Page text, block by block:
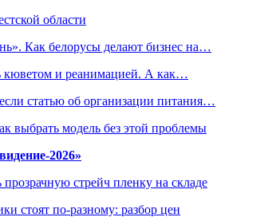
области
Как белорусы делают бизнес на…
кюветом и реанимацией. А как…
статью об организации питания…
выбрать модель без этой проблемы
2026»
стрейч пленку на складе
стоят по-разному: разбор цен